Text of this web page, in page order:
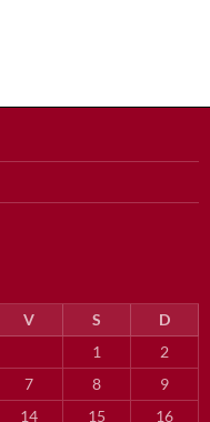
V S
D
1
2
7 8
9
14 15 16